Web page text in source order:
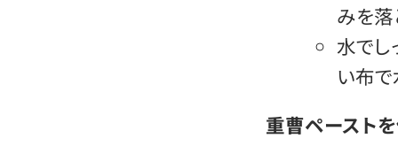
みを落
水でし
い布で
重曹ペースト